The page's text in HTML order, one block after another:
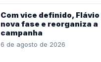
Com vice definido,
nova fase e reorganiza a
campanha
6 de agosto de 2026